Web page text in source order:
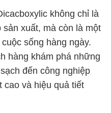
không chỉ là
xuất, mà còn là một
sống hàng ngày.
hàng khám phá những
đến công nghiệp
cao và hiệu quả tiết